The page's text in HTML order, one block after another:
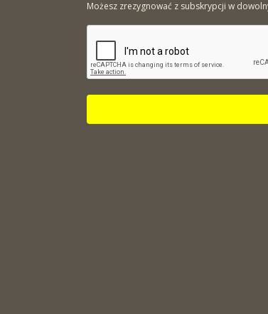
Możesz zrezygnować z subskrypcji w